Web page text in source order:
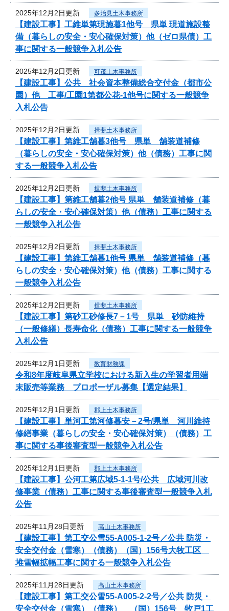
2025年12月2日更新 多治見土木事務所
【建設工事】工維単第現施暮1他号 県単 現道施設整
備（暮らしの安全・安心確保対策）他（ゼロ県債）工
事に関する一般競争入札公告
2025年12月2日更新 可茂土木事務所
【建設工事】公共 社会資本整備総合交付金（都市公
園）他 工事/工園1第都公花-1他号に関する一般競争
入札公告
2025年12月2日更新 揖斐土木事務所
【建設工事】第維工舗暮3他号 県単 舗装道補修
（暮らしの安全・安心確保対策）他（債務）工事に関
する一般競争入札公告
2025年12月2日更新 揖斐土木事務所
【建設工事】第維工舗暮2他号 県単 舗装道補修（暮
らしの安全・安心確保対策）他（債務）工事に関する
一般競争入札公告
2025年12月2日更新 揖斐土木事務所
【建設工事】第維工舗暮1他号 県単 舗装道補修（暮
らしの安全・安心確保対策）他（債務）工事に関する
一般競争入札公告
2025年12月2日更新 揖斐土木事務所
【建設工事】第砂工砂修長7－1号 県単 砂防維持
（一般修繕）長寿命化（債務）工事に関する一般競争
入札公告
2025年12月1日更新 教育財務課
令和8年度岐阜県立学校における新入生の学習者用端
末販売等業務 プロポーザル募集【選定結果】
2025年12月1日更新 郡上土木事務所
【建設工事】単河工第河修暮安－2号/県単 河川維持
修繕事業（暮らしの安全・安心確保対策）（債務）工
事に関する事後審査型一般競争入札公告
2025年12月1日更新 郡上土木事務所
【建設工事】公河工第広域5-1-1号/公共 広域河川改
修事業（債務）工事に関する事後審査型一般競争入札
公告
2025年11月28日更新 高山土木事務所
【建設工事】第工交公雪55-A005-1-2号／公共 防災・
安全交付金（雪寒）（債務）（国）156号大牧工区
堆雪幅拡幅工事に関する一般競争入札公告
2025年11月28日更新 高山土木事務所
【建設工事】第工交公雪55-A005-2-2号／公共 防災・
安全交付金（雪寒）（債務） （国）156号 牧戸1工